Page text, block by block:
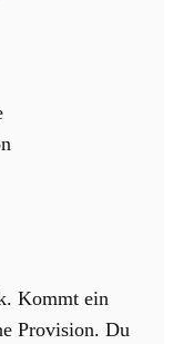
Kommt ein
Provision. Du